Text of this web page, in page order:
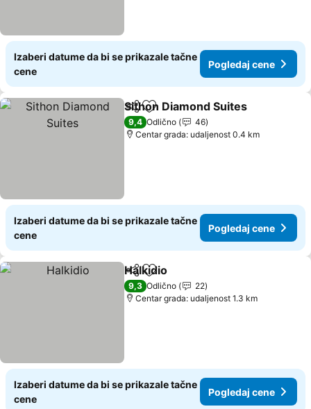
Izaberi datume da bi se prikazale tačne
cene
Pogledaj cene
Deli Dodati u favorite
Sithon Diamond Suites
9,4 Odlično
46
Centar grada: udaljenost 0.4 km
Izaberi datume da bi se prikazale tačne
cene
Pogledaj cene
Deli Dodati u favorite
Halkidio
9,3 Odlično
22
Centar grada: udaljenost 1.3 km
Izaberi datume da bi se prikazale tačne
cene
Pogledaj cene